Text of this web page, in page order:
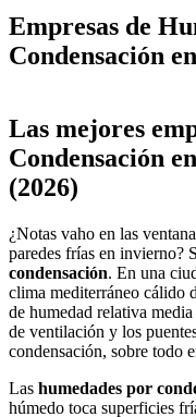
Empresas de
Condensación
+
−
Las mejores
Condensación
(2026)
¿Notas vaho en las
paredes frías en invierno?
condensación. En una
clima mediterráneo cálido
de humedad relativa
de ventilación y los
condensación, sobre todo
Las humedades por
húmedo toca superficies